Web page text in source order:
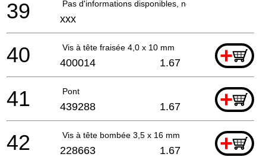
Pas d'informations disponibles, non commandable
39 xxx
Vis à tête fraisée 4,0 x 10 mm +
40 400014 1.67
Pont +
41 439288 1.67
Vis à tête bombée 3,5 x 16 mm +
42 228663 1.67